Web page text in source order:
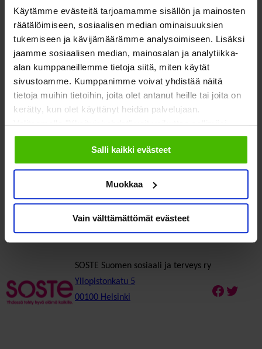
Käytämme evästeitä tarjoamamme sisällön ja mainosten
räätälöimiseen, sosiaalisen median ominaisuuksien
tukemiseen ja kävijämäärämme analysoimiseen. Lisäksi
jaamme sosiaalisen median, mainosalan ja analytiikka-
alan kumppaneillemme tietoja siitä, miten käytät
sivustoamme. Kumppanimme voivat yhdistää näitä
tietoja muihin tietoihin, joita olet antanut heille tai joita on
kerätty, kun olet käyttänyt heidän palvelujaan.
Valitsemalla "Yksityiskohdat" voit vaikuttaa sallimiisi
evästeisiin.
Salli kaikki evästeet
Muokkaa
Vain välttämättömät evästeet
Anne Eronen
tutkija
anne.eronen@soste.fi
as_eronen
SOSTE Suomen sosiaali ja terveys ry
Yliopistonkatu 5
00100 Helsinki